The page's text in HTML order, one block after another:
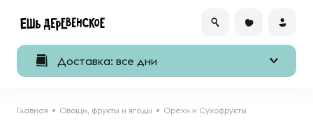
Доставка: все дни
Главная Овощи, фрукты и ягоды Орехи и Сухофрукты